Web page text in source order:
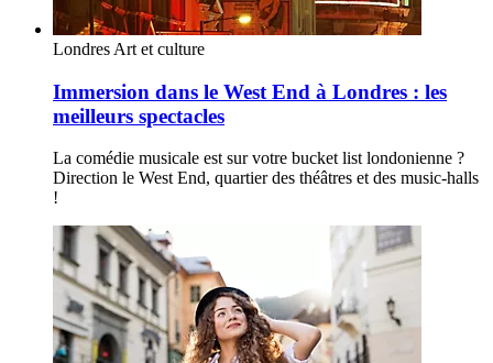
Londres Art et culture
Immersion dans le West End à Londres : les
meilleurs spectacles
La comédie musicale est sur votre bucket list londonienne ?
Direction le West End, quartier des théâtres et des music-halls
!